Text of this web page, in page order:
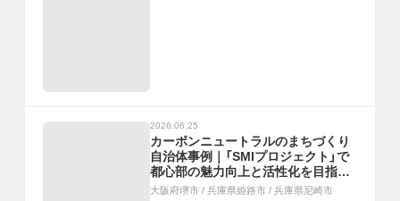
2026.06.25
カーボンニュートラルのまちづくり
自治体事例｜「SMIプロジェクト」で
都心部の魅力向上と活性化を目指す、
「ゼロカーボンキャッスル」の実現で
大阪府堺市 / 兵庫県姫路市 / 兵庫県尼崎市